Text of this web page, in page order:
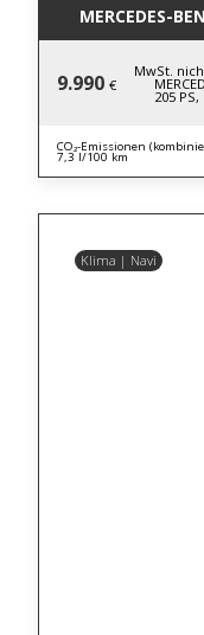
9.990 €
MwSt.
205 PS,
CO₂-Emissionen
7,3 l/100 km
Klima | Navi